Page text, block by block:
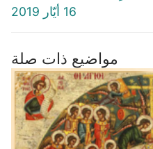
16 أيّار 2019
مواضيع ذات صلة